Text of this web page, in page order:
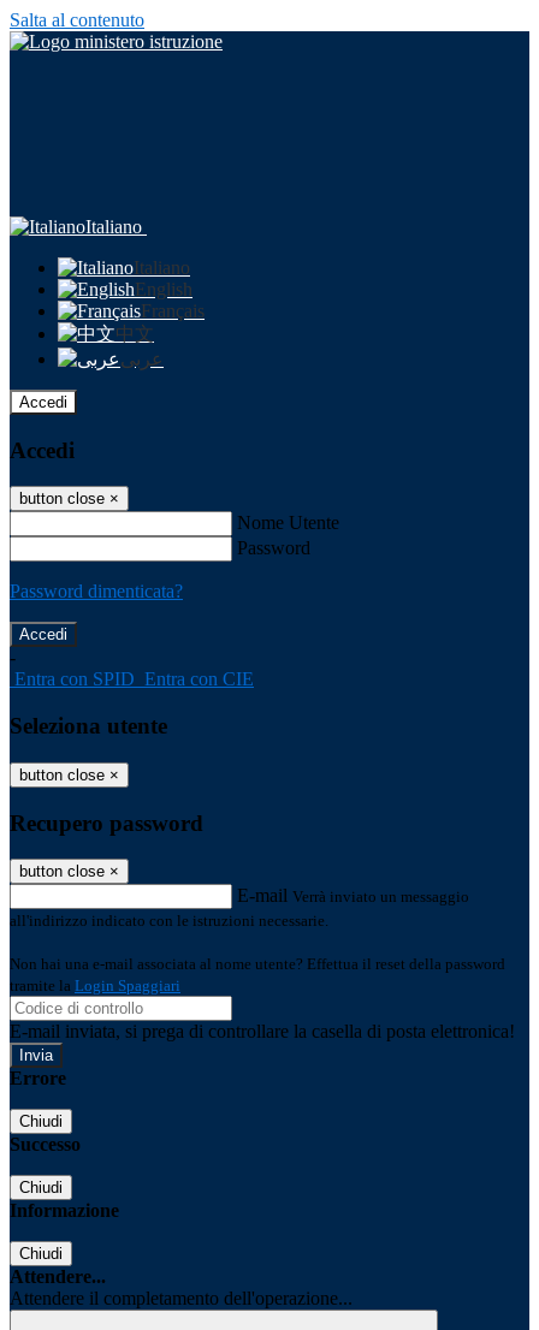
Salta al contenuto
Italiano
Italiano
English
Français
中文
عربى
Accedi
Accedi
button close ×
Nome Utente
Password
Password dimenticata?
-
Entra con SPID Entra con CIE
Seleziona utente
button close ×
Recupero password
button close ×
E-mail Verrà inviato un messaggio
all'indirizzo indicato con le istruzioni necessarie.
Non hai una e-mail associata al nome utente? Effettua il reset della password
tramite la Login Spaggiari
E-mail inviata, si prega di controllare la casella di posta elettronica!
Errore
Chiudi
Successo
Chiudi
Informazione
Chiudi
Attendere...
Attendere il completamento dell'operazione...